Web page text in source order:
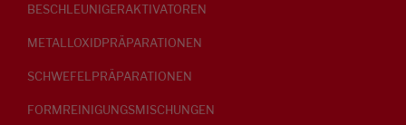
BESCHLEUNIGERAKTIVATOREN
METALLOXIDPRÄPARATIONEN
SCHWEFELPRÄPARATIONEN
FORMREINIGUNGSMISCHUNGEN